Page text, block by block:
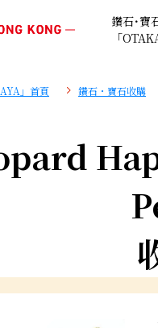
鑽石･寶
「
」首頁 鑽石・寶石收購